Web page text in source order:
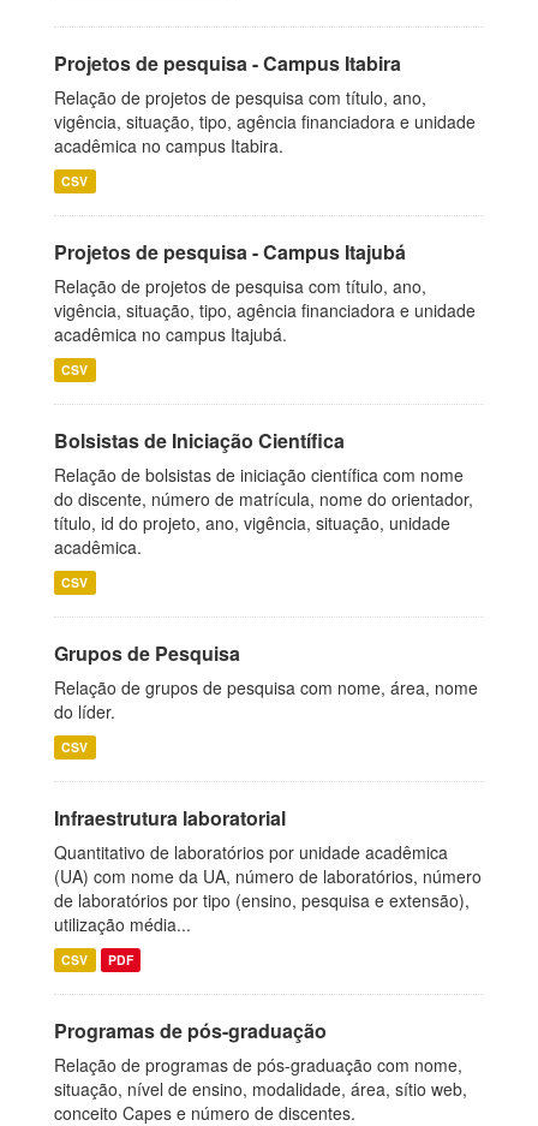
Projetos de pesquisa - Campus Itabira
Relação de projetos de pesquisa com título, ano,
vigência, situação, tipo, agência financiadora e unidade
acadêmica no campus Itabira.
CSV
Projetos de pesquisa - Campus Itajubá
Relação de projetos de pesquisa com título, ano,
vigência, situação, tipo, agência financiadora e unidade
acadêmica no campus Itajubá.
CSV
Bolsistas de Iniciação Científica
Relação de bolsistas de iniciação científica com nome
do discente, número de matrícula, nome do orientador,
título, id do projeto, ano, vigência, situação, unidade
acadêmica.
CSV
Grupos de Pesquisa
Relação de grupos de pesquisa com nome, área, nome
do líder.
CSV
Infraestrutura laboratorial
Quantitativo de laboratórios por unidade acadêmica
(UA) com nome da UA, número de laboratórios, número
de laboratórios por tipo (ensino, pesquisa e extensão),
utilização média...
CSV PDF
Programas de pós-graduação
Relação de programas de pós-graduação com nome,
situação, nível de ensino, modalidade, área, sítio web,
conceito Capes e número de discentes.